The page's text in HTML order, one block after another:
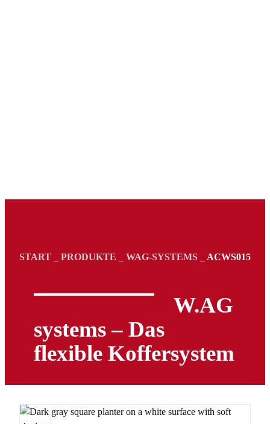
START PRODUKTE WAG-SYSTEMS ACWS015
W.AG
systems – Das
flexible Koffersystem